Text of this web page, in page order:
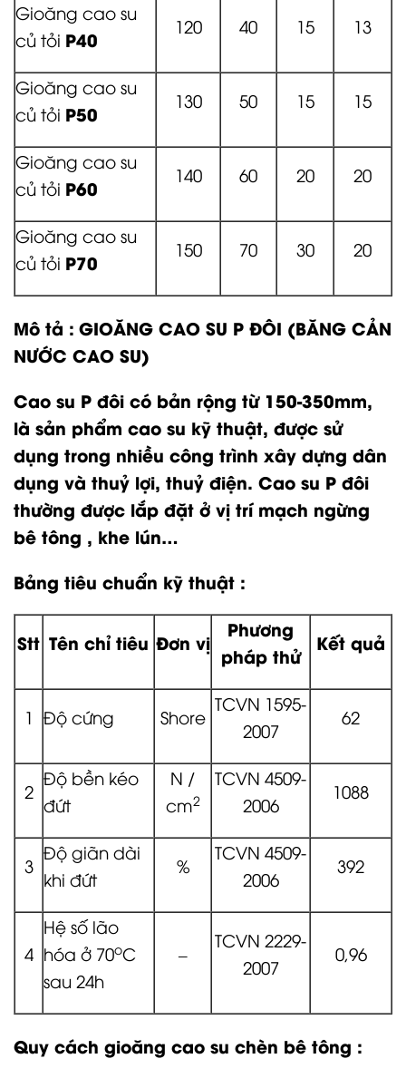
Gioăng cao su
củ tỏi P40
120 40 15 13
Gioăng cao su
củ tỏi P50
130 50 15 15
Gioăng cao su
củ tỏi P60
140 60 20 20
Gioăng cao su
củ tỏi P70
150 70 30 20
Mô tả : GIOĂNG CAO SU P ĐÔI (BĂNG CẢN
NƯỚC CAO SU)
Cao su P đôi có bản rộng từ 150-350mm,
là sản phẩm cao su kỹ thuật, được sử
dụng trong nhiều công trình xây dựng dân
dụng và thuỷ lợi, thuỷ điện. Cao su P đôi
thường được lắp đặt ở vị trí mạch ngừng
bê tông , khe lún…
Bảng tiêu chuẩn kỹ thuật :
Stt Tên chỉ tiêu Đơn vị
Phương
pháp thử
Kết quả
1 Độ cứng Shore
TCVN 1595-
2007
62
2
Độ bền kéo
đứt
N /
cm2
TCVN 4509-
2006
1088
3
Độ giãn dài
khi đứt
%
TCVN 4509-
2006
392
4
Hệ số lão
hóa ở 70oC
sau 24h
–
TCVN 2229-
2007
0,96
Quy cách gioăng cao su chèn bê tông :